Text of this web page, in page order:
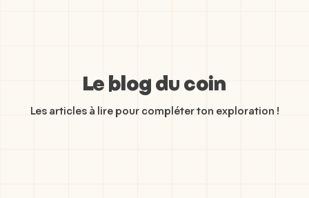
Le blog du coin
Les articles à lire pour compléter ton exploration !